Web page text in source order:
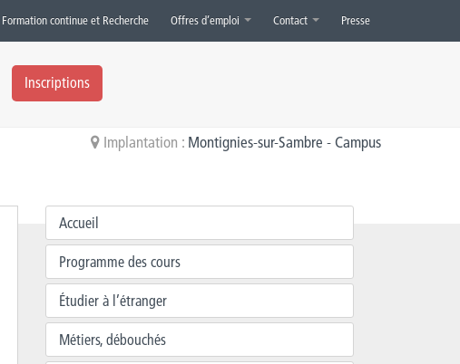
Formation continue et Recherche Offres d’emploi Contact Presse
Inscriptions
Implantation : Montignies-sur-Sambre - Campus
Accueil
Programme des cours
Étudier à l’étranger
Métiers, débouchés